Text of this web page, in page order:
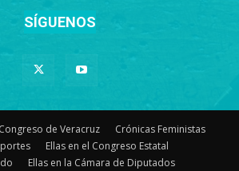
SÍGUENOS
Congreso de Veracruz
Crónicas Feministas
Ellas en el Congreso Estatal
Ellas en la Cámara de Diputados